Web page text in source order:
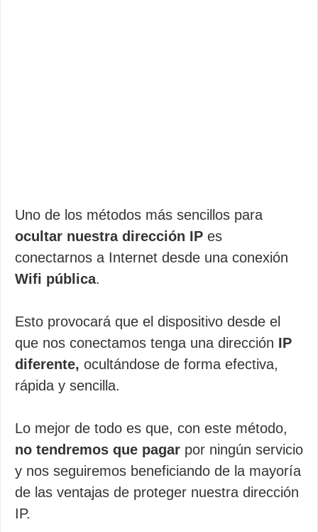
Uno de los métodos más sencillos para
ocultar nuestra dirección IP es
conectarnos a Internet desde una conexión
Wifi pública.
Esto provocará que el dispositivo desde el
que nos conectamos tenga una dirección IP
diferente, ocultándose de forma efectiva,
rápida y sencilla.
Lo mejor de todo es que, con este método,
no tendremos que pagar por ningún servicio
y nos seguiremos beneficiando de la mayoría
de las ventajas de proteger nuestra dirección
IP.